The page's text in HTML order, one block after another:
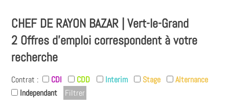
CHEF DE RAYON BAZAR | Vert-le-Grand
2 Offres d'emploi correspondent à votre
recherche
Contrat : CDI CDD Interim Stage
Alternance
Independant